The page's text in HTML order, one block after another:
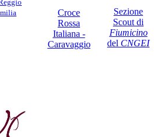
Croce
Rossa
Italiana -
Caravaggio
Sezione
Scout di
Fiumicino
del CNGEI